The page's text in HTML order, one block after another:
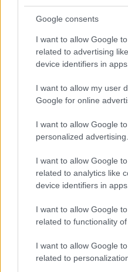
Google consents
I want to allow Google
related to advertising
device identifiers in apps.
I want to allow my user
Google for online
I want to allow Google
personalized advertising.
I want to allow Google
related to analytics like
device identifiers in apps.
I want to allow Google
related to functionality
I want to allow Google
related to
A hátsó udvarban egy
kerítésoszlopon
találtam ezt a…
Amiről mindenki
rosszul tud – Ez
„Ez a
Hat évvel azután,
egyik…
Miért